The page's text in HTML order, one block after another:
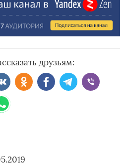
друзьям: